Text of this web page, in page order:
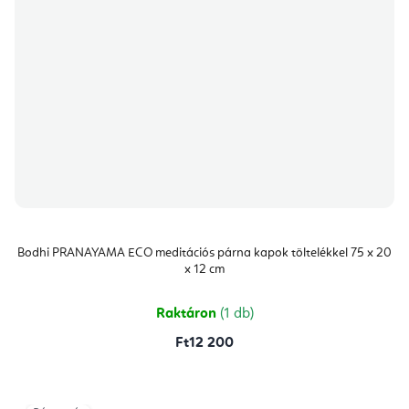
Bodhi PRANAYAMA ECO meditációs párna kapok töltelékkel 75 x 20
x 12 cm
Raktáron (1 db)
Ft12 200